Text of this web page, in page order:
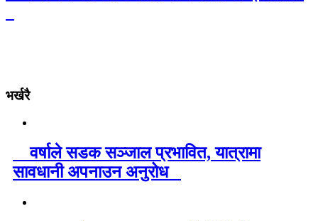
भर्खरै
वर्षाले सडक सञ्जाल प्रभावित, यात्रामा
सावधानी अपनाउन अनुरोध